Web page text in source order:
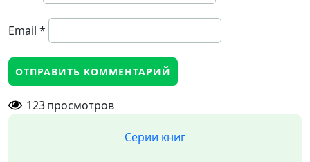
Email *
123просмотров
Серии книг